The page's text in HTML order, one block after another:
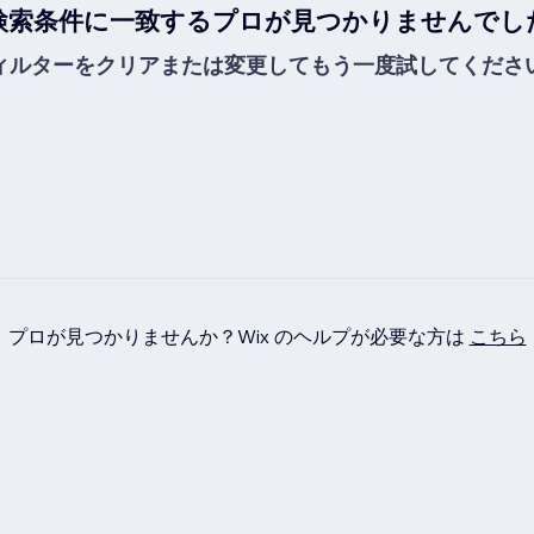
索条件に一致するプロが見つかりませんでし
ルターをクリアまたは変更してもう一度試してくださ
プロが見つかりませんか？Wix のヘルプが必要な方は こちら